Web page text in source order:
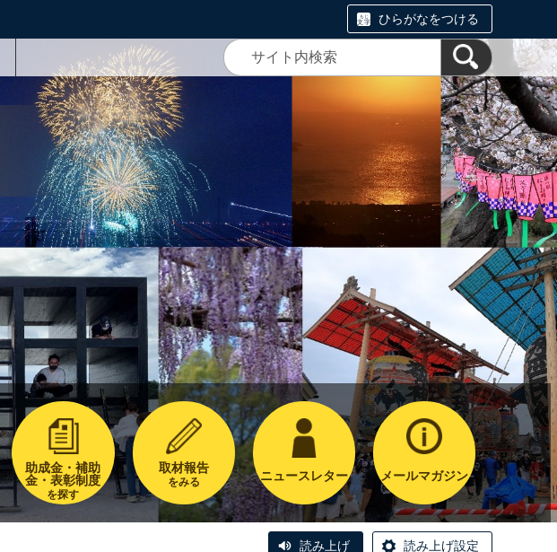
ひらがなをつける
助成金・補助
金・表彰制度
を探す
取材報告
をみる ニュースレター メールマガジン
読み上げ 読み上げ設定